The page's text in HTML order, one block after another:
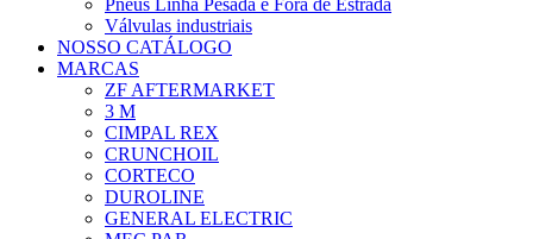
Pneus Linha Pesada e Fora de Estrada
Válvulas industriais
NOSSO CATÁLOGO
MARCAS
ZF AFTERMARKET
3 M
CIMPAL REX
CRUNCHOIL
CORTECO
DUROLINE
GENERAL ELECTRIC